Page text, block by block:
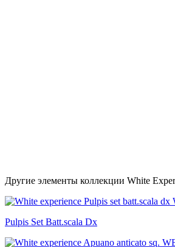
Другие элементы коллекции White
Pulpis Set Batt.scala Dx